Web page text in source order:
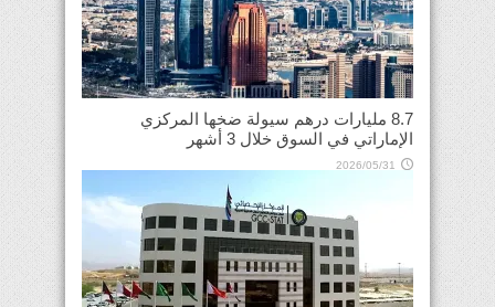
8.7 مليارات درهم سيولة ضخها المركزي
الإماراتي في السوق خلال 3 أشهر
2026/05/31